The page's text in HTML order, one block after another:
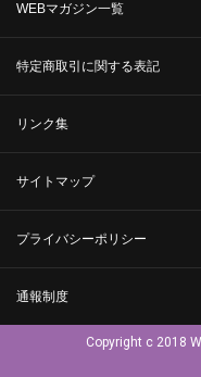
WEBマガジン一覧
特定商取引に関する表記
リンク集
サイトマップ
プライバシーポリシー
通報制度
Copyright c 2018